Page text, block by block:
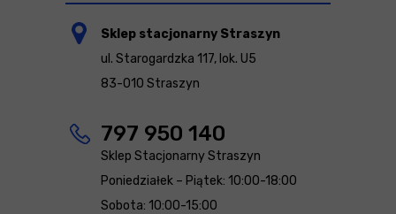
Sklep stacjonarny Straszyn
ul. Starogardzka 117, lok. U5
83-010 Straszyn
797 950 140
Sklep Stacjonarny Straszyn
Poniedziałek – Piątek: 10:00-18:00
Sobota: 10:00-15:00